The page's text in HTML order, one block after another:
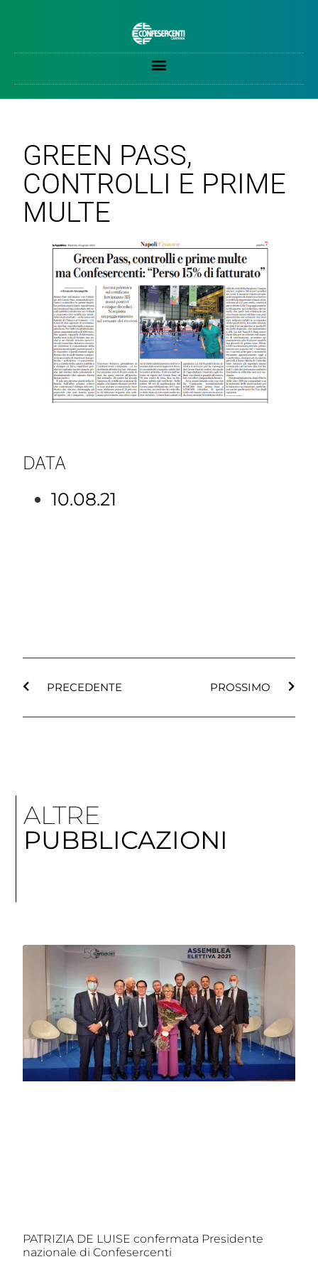
GREEN PASS,
CONTROLLI E PRIME
MULTE
DATA
10.08.21
PRECEDENTE PROSSIMO
ALTRE
PUBBLICAZIONI
PATRIZIA DE LUISE confermata Presidente
nazionale di Confesercenti